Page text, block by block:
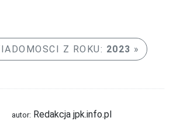
Z ROKU: 2023
autor: Redakcja jpk.info.pl